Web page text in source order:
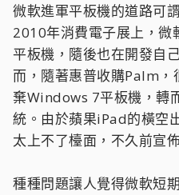
微軟進軍平板機的道路可
2010年消費電子展上，
平板機，隨後也在開發自
而，隨著惠普收購Palm，
棄Windows 7平板機，轉
統。由於蘋果iPad的橫空
太上不了檯面，不久前宣
種種問題讓人覺得微軟短